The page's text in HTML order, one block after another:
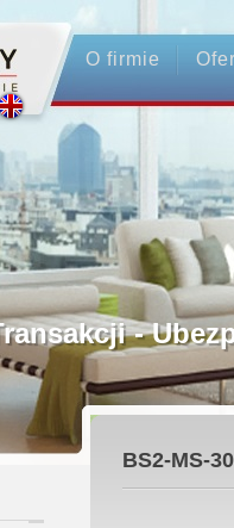
O firmie
-
ZadatkuBS2-MS-